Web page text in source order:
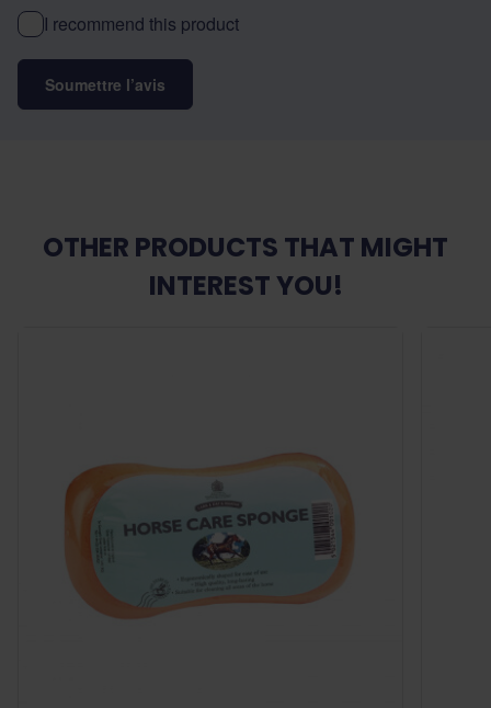
I recommend this product
Soumettre l’avis
OTHER PRODUCTS THAT MIGHT
INTEREST YOU!